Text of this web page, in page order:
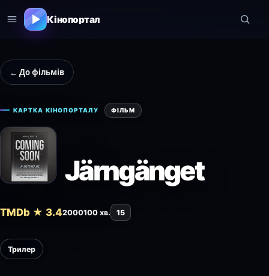
Кінопортал
← До фільмів
КАРТКА КІНОПОРТАЛУ ФІЛЬМ
Järngänget
TMDb ★ 3.42000100 хв. 15
Трилер